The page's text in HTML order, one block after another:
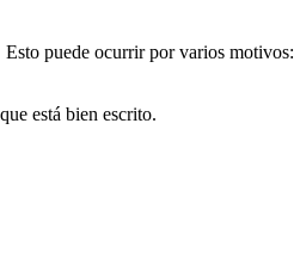
puede ocurrir por varios motivos:
está bien escrito.